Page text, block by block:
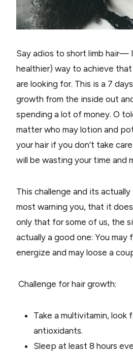
Say adios to short limb hair—
healthier) way to achieve
are looking for. This is a 7
growth from the inside out
spending a lot of money. O
matter who may lotion and
your hair if you don’t take
will be wasting your time and
This challenge and its
most warning you, that it
only that for some of us, the
actually a good one: You may
energize and may loose a
Challenge for hair growth:
Take a multivitamin, look
antioxidants.
Sleep at least 8 hours